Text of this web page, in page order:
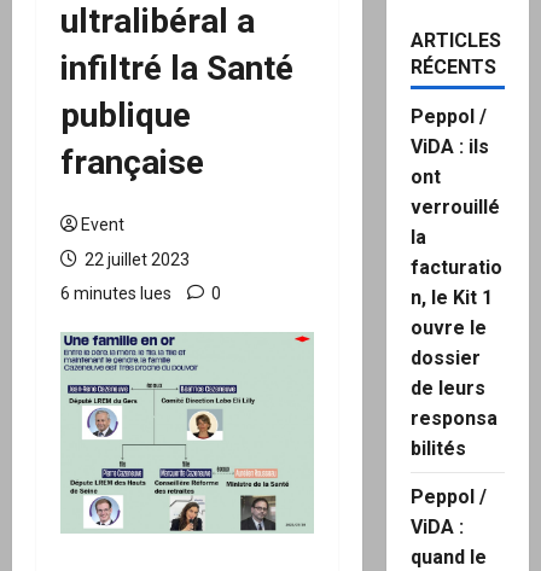
ultralibéral a
infiltré la Santé
publique
française
Event
22 juillet 2023
6 minutes lues
0
ARTICLES
RÉCENTS
Peppol /
ViDA : ils
ont
verrouillé
la
facturatio
n, le Kit 1
ouvre le
dossier
de leurs
responsa
bilités
Peppol /
ViDA :
quand le